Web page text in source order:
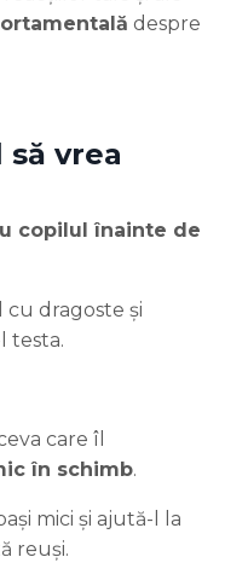
despre
vrea
copilul înainte de
cu dragoste și
testa.
care îl
în schimb.
mici și ajută-l la
reuși.